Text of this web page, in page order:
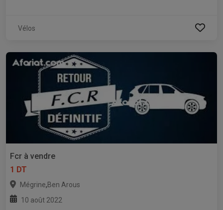
Vélos
Fcr à vendre
1 DT
Mégrine,Ben Arous
10 août 2022